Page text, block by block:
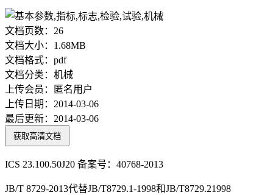
文档页数： 26
文档大小： 1.68MB
文档格式： pdf
文档分类： 机械
上传会员：
匿名用户
上传日期： 2014-03-06
最后更新： 2014-03-06
获取高清文档
ICS 23.100.50J20 备案号：40768-2013
JB/T 8729-2013代替JB/T8729.1-1998和JB/T8729.21998